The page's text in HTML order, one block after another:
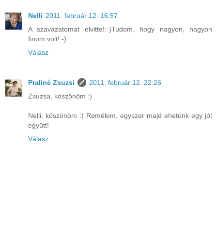
Nelli 2011. február 12. 16:57
A szavazatomat elvitte!:-)Tudom, hogy nagyon, nagyon
finom volt!:-)
Válasz
Praliné Zsuzsi
2011. február 12. 22:26
Zsuzsa, köszönöm :)
Nelli, köszönöm :) Remélem, egyszer majd ehetünk egy jót
együtt!
Válasz